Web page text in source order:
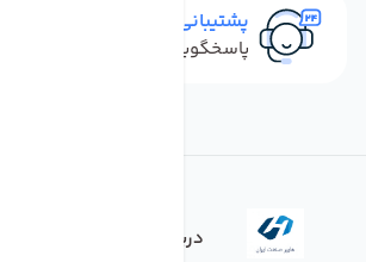
پشتیبانی سریع
پاسخگویی سریع به تماس‌ها و
درباره فروشگاه